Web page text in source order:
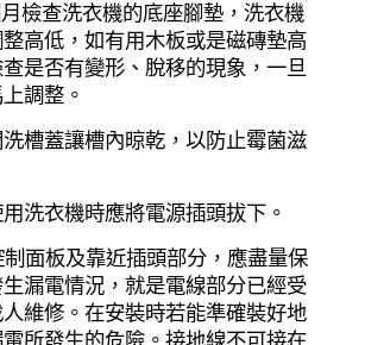
檢查洗衣機的底座腳墊，洗衣機
高低，如有用木板或是磁磚墊高
是否有變形、脫移的現象，一旦
調整。
槽蓋讓槽內晾乾，以防止霉菌滋
洗衣機時應將電源插頭拔下。
面板及靠近插頭部分，應盡量保
漏電情況，就是電線部分已經受
維修。在安裝時若能準確裝好地